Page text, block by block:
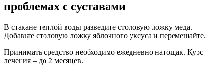
проблемах с суставами
В стакане теплой воды разведите столовую ложку меда.
Добавьте столовую ложку яблочного уксуса и перемешайте.
Принимать средство необходимо ежедневно натощак. Курс
лечения – до 2 месяцев.